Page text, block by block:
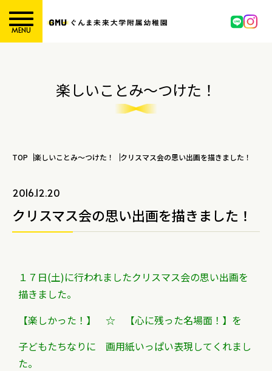
MENU
楽しいことみ～つけた！
TOP 楽しいことみ～つけた！ クリスマス会の思い出画を描きました！
2016.12.20
クリスマス会の思い出画を描きました！
１７ 日(土)に行われましたクリスマス会の思い出画を
描きました。
【楽しかった！】 ☆ 【心に残った名場面！】を
子どもたちなりに 画用紙いっぱい表現してくれまし
た。